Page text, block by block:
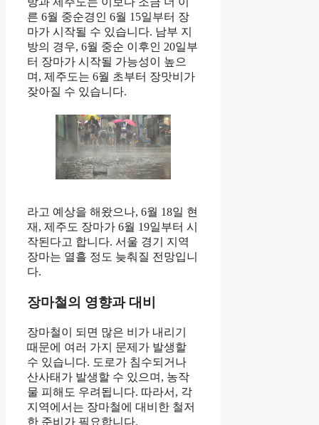
른 6월 중순경인 6월 15일부터 장
마가 시작될 수 있습니다. 남부 지
방의 경우, 6월 중순 이후인 20일부
터 장마가 시작될 가능성이 높으
며, 제주도는 6월 초부터 장맛비가
잦아질 수 있습니다.
라고 예상을 해왔으나, 6월 18일 현
재, 제주도 장마가 6월 19일부터 시
작된다고 합니다. 서울 경기 지역
장마는 열흘 정도 늦춰질 전망입니
다.
장마철의 영향과 대비
장마철이 되면 많은 비가 내리기
때문에 여러 가지 문제가 발생할
수 있습니다. 도로가 침수되거나
산사태가 발생할 수 있으며, 농작
물 피해도 우려됩니다. 따라서, 각
지역에서는 장마철에 대비한 철저
한 준비가 필요합니다.